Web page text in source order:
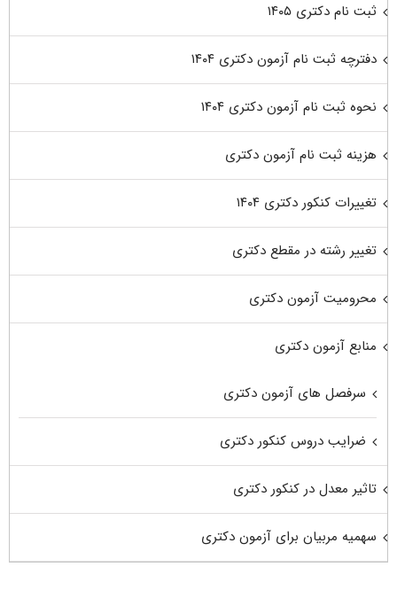
ثبت نام دکتری ۱۴۰۵
دفترچه ثبت نام آزمون دکتری ۱۴۰۴
نحوه ثبت نام آزمون دکتری ۱۴۰۴
هزینه ثبت نام آزمون دکتری
تغییرات کنکور دکتری ۱۴۰۴
تغییر رشته در مقطع دکتری
محرومیت آزمون دکتری
منابع آزمون دکتری
سرفصل های آزمون دکتری
ضرایب دروس کنکور دکتری
تاثیر معدل در کنکور دکتری
سهمیه مربیان برای آزمون دکتری